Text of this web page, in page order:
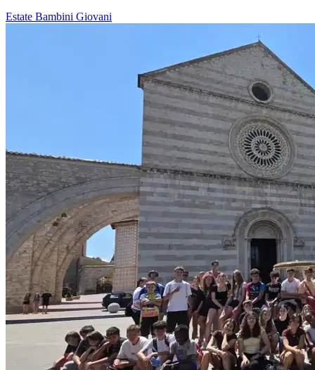
Estate Bambini Giovani